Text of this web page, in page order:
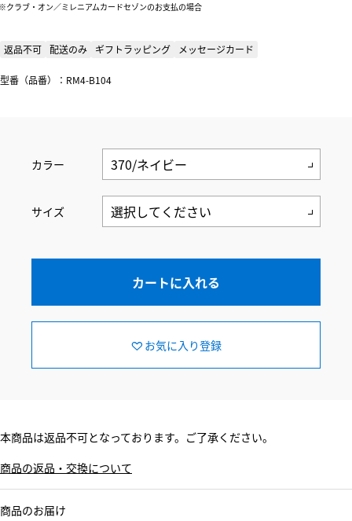
クラブ・オン／ミレニアムカードセゾンのお支払の場合
返品不可 配送のみ ギフトラッピング メッセージカード
型番（品番）：RM4-B104
カラー
サイズ
カートに入れる
お気に入り登録
本商品は返品不可となっております。ご了承ください。
商品の返品・交換について
商品のお届け